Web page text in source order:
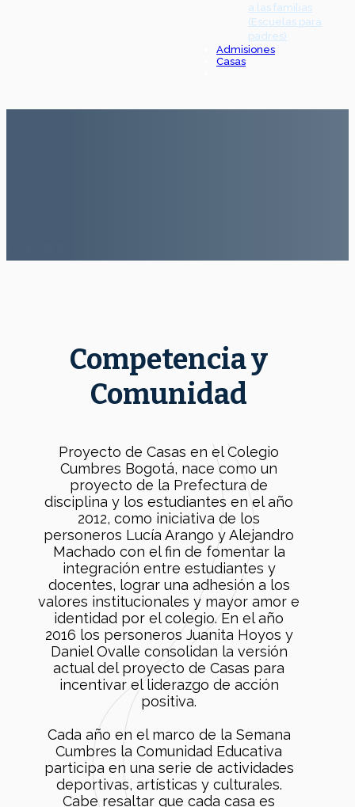
a las familias
(Escuelas para
padres)
Admisiones
Casas
Competencia y
Comunidad
Proyecto de Casas en el Colegio
Cumbres Bogotá, nace como un
proyecto de la Prefectura de
disciplina y los estudiantes en el año
2012, como iniciativa de los
personeros Lucía Arango y Alejandro
Machado con el fin de fomentar la
integración entre estudiantes y
docentes, lograr una adhesión a los
valores institucionales y mayor amor e
identidad por el colegio. En el año
2016 los personeros Juanita Hoyos y
Daniel Ovalle consolidan la versión
actual del proyecto de Casas para
incentivar el liderazgo de acción
positiva.
Cada año en el marco de la Semana
Cumbres la Comunidad Educativa
participa en una serie de actividades
deportivas, artísticas y culturales.
Cabe resaltar que cada casa es